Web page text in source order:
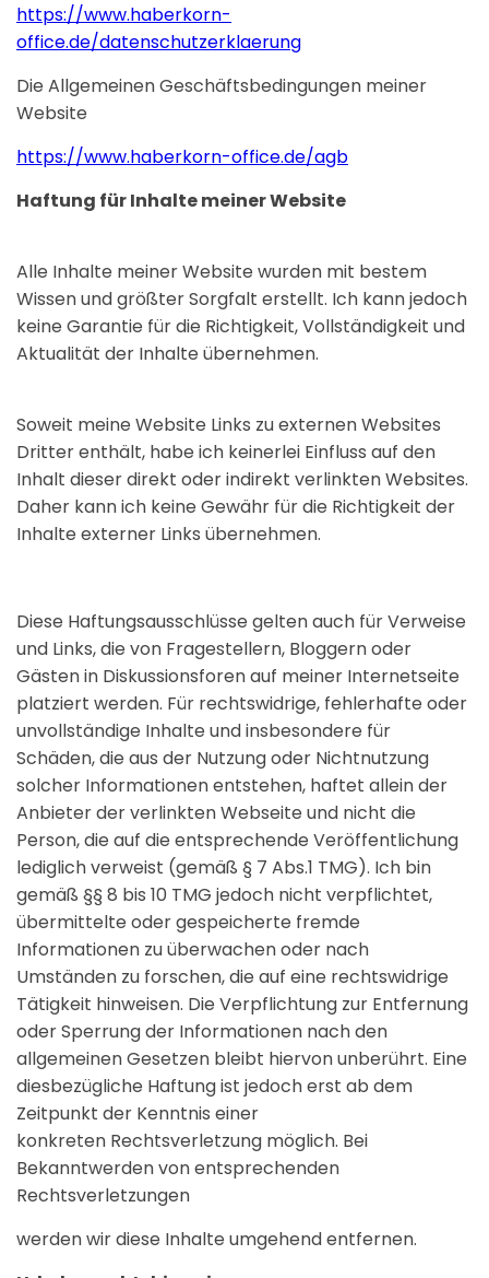
https://www.haberkorn-
office.de/datenschutzerklaerung
Die Allgemeinen Geschäftsbedingungen meiner
Website
https://www.haberkorn-office.de/agb
Haftung für Inhalte meiner Website
Alle Inhalte meiner Website wurden mit bestem
Wissen und größter Sorgfalt erstellt. Ich kann jedoch
keine Garantie für die Richtigkeit, Vollständigkeit und
Aktualität der Inhalte übernehmen.
Soweit meine Website Links zu externen Websites
Dritter enthält, habe ich keinerlei Einfluss auf den
Inhalt dieser direkt oder indirekt verlinkten Websites.
Daher kann ich keine Gewähr für die Richtigkeit der
Inhalte externer Links übernehmen.
Diese Haftungsausschlüsse gelten auch für Verweise
und Links, die von Fragestellern, Bloggern oder
Gästen in Diskussionsforen auf meiner Internetseite
platziert werden. Für rechtswidrige, fehlerhafte oder
unvollständige Inhalte und insbesondere für
Schäden, die aus der Nutzung oder Nichtnutzung
solcher Informationen entstehen, haftet allein der
Anbieter der verlinkten Webseite und nicht die
Person, die auf die entsprechende Veröffentlichung
lediglich verweist (gemäß § 7 Abs.1 TMG). Ich bin
gemäß §§ 8 bis 10 TMG jedoch nicht verpflichtet,
übermittelte oder gespeicherte fremde
Informationen zu überwachen oder nach
Umständen zu forschen, die auf eine rechtswidrige
Tätigkeit hinweisen. Die Verpflichtung zur Entfernung
oder Sperrung der Informationen nach den
allgemeinen Gesetzen bleibt hiervon unberührt. Eine
diesbezügliche Haftung ist jedoch erst ab dem
Zeitpunkt der Kenntnis einer
konkreten Rechtsverletzung möglich. Bei
Bekanntwerden von entsprechenden
Rechtsverletzungen
werden wir diese Inhalte umgehend entfernen.